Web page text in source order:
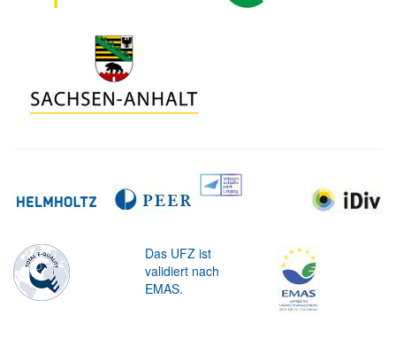
Das UFZ ist
validiert nach
EMAS.